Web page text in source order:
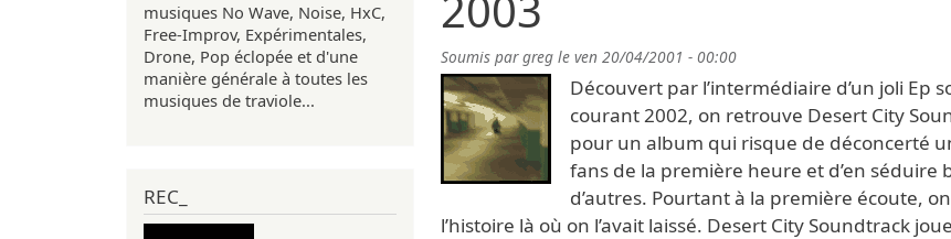
Soumis pargreg le ven 20/04/2001 - 00:00
Découvert par l’intermédiaire d’un joli Ep
courant 2002, on retrouve Desert City
pour un album qui risque de déconcerté
fans de la première heure et d’en séduire
d’autres. Pourtant à la première écoute,
l’histoire là où on l’avait laissé. Desert City Soundtrack
musiques No Wave, Noise, HxC,
Free-Improv, Expérimentales,
Drone, Pop éclopée et d'une
manière générale à toutes les
musiques de traviole...
REC_